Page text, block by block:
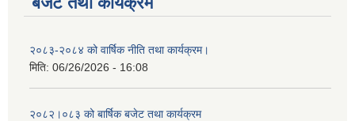
२०८३-२०८४ को वार्षिक नीति तथा कार्यक्रम।
मिति: 06/26/2026 - 16:08
२०८२।०८३ को बार्षिक बजेट तथा कार्यक्रम